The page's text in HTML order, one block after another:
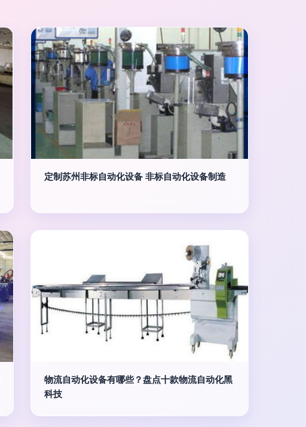
定制苏州非标自动化设备 非标自动化设备制造
物流自动化设备有哪些？盘点十款物流自动化黑
科技